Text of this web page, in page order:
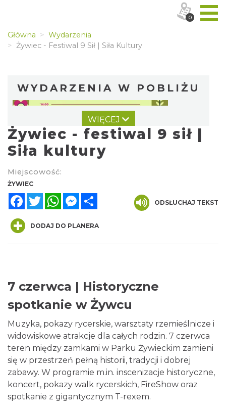
Główna
Wydarzenia
Żywiec - Festiwal 9 Sił | Siła Kultury
WYDARZENIA W POBLIŻU
II Beskidzkie Święto Ziół
Cięcina
2026-08-09
9.81 km
Kino Plenerowe na Hali Skrzyczeńskiej
Szczyrk
2026-08-08
10.85 km
WIĘCEJ
Żywiec - festiwal 9 sił |
Siła kultury
Miejscowość:
ŻYWIEC
FacebookTwitterWhatsAppMessenger
ODSŁUCHAJ TEKST
DODAJ DO PLANERA
7 czerwca | Historyczne
spotkanie w Żywcu
Muzyka, pokazy rycerskie, warsztaty rzemieślnicze i
widowiskowe atrakcje dla całych rodzin. 7 czerwca
teren między zamkami w Parku Żywieckim zamieni
się w przestrzeń pełną historii, tradycji i dobrej
zabawy. W programie m.in. inscenizacje historyczne,
koncert, pokazy walk rycerskich, FireShow oraz
spotkanie z gigantycznym T-rexem.
0